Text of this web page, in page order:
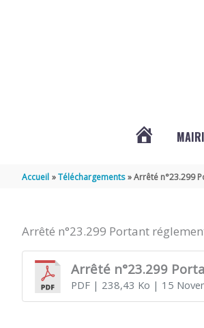
Accueil Téléchargements Arrêté n°23.299
Arrêté n°23.299 Portant
Arrêté n°23.299
PDF| 238,43 Ko | 15